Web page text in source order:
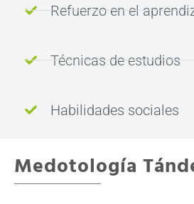
Refuerzo en el
Técnicas de estudios
Habilidades sociales
Medotología